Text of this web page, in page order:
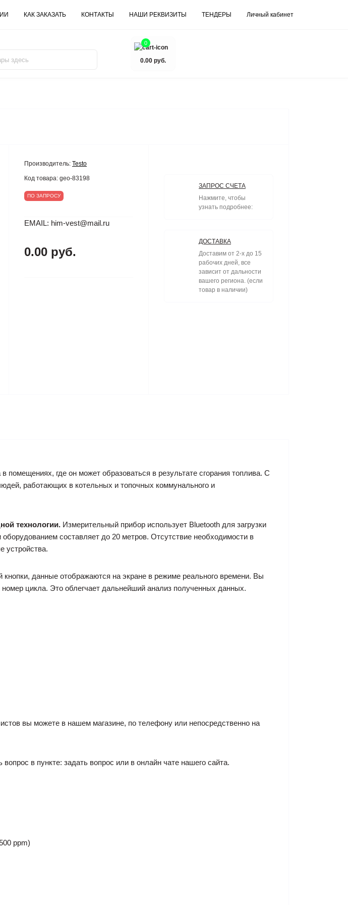
КАК ЗАКАЗАТЬ КОНТАКТЫ НАШИ РЕКВИЗИТЫ ТЕНДЕРЫ Личный кабинет
0
0.00 руб.
Производитель: Testo
Код товара: geo-83198
ПО ЗАПРОСУ
EMAIL: him-vest@mail.ru
0.00 руб.
ЗАПРОС СЧЕТА
Нажмите, чтобы
узнать подробнее:
ДОСТАВКА
Доставим от 2-х до 15
рабочих дней, все
зависит от дальности
вашего региона. (если
товар в наличии)
помещениях, где он может образоваться в результате сгорания топлива. С
работающих в котельных и топочных коммунального и
технологии. Измерительный прибор использует Bluetooth для загрузки
составляет до 20 метров. Отсутствие необходимости в
устройства.
данные отображаются на экране в режиме реального времени. Вы
цикла. Это облегчает дальнейший анализ полученных данных.
вы можете в нашем магазине, по телефону или непосредственно на
в пункте: задать вопрос или в онлайн чате нашего сайта.
ppm)